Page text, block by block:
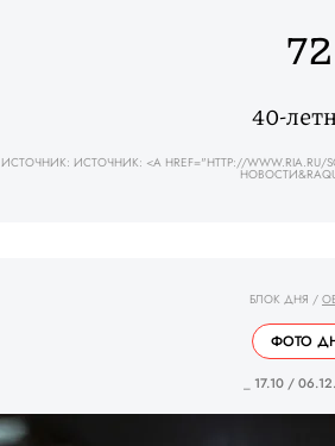
72
40-
ИСТОЧНИК: ИСТОЧНИК: <A HREF="HTTP://WWW.RIA.RU/
БЛОК ДНЯ /
ФОТО
_ 17.10 /